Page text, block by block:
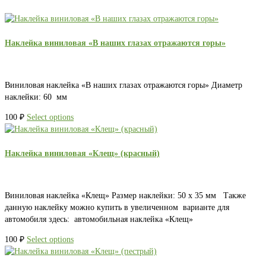
Наклейка виниловая «В наших глазах отражаются горы»
Виниловая наклейка «В наших глазах отражаются горы» Диаметр
наклейки: 60 мм
100 ₽ Select options
Наклейка виниловая «Клещ» (красный)
Виниловая наклейка «Клещ» Размер наклейки: 50 х 35 мм Также
данную наклейку можно купить в увеличенном варианте для
автомобиля здесь: автомобильная наклейка «Клещ»
100 ₽ Select options